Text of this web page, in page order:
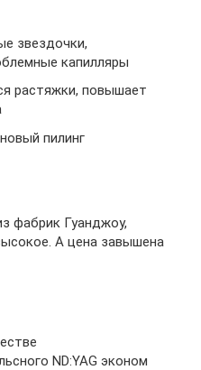
звездочки,
капилляры
растяжки, повышает
пилинг
фабрик Гуанджоу,
А цена завышена
ND:YAG эконом